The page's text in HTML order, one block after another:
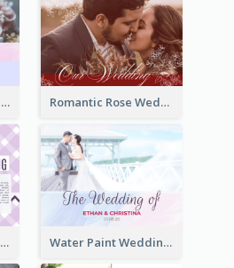
Pastel And Watercolor Wedding Photo Book Romantic Rose Wedding Photo Book
Purple Wedding Scrapping Photo Book Water Paint Wedding Photo Book